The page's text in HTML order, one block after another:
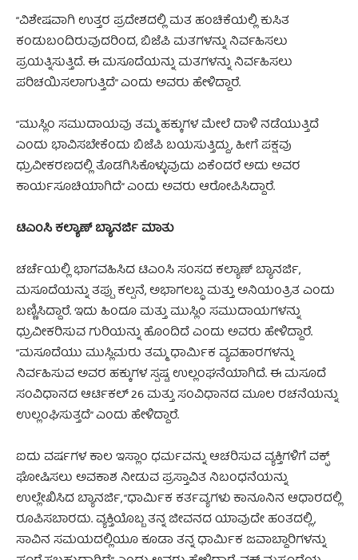
“ವಿಶೇಷವಾಗಿ ಉತ್ತರ ಪ್ರದೇಶದಲ್ಲಿ ಮತ ಹಂಚಿಕೆಯಲ್ಲಿ ಕುಸಿತ
ಕಂಡುಬಂದಿರುವುದರಿಂದ, ಬಿಜೆಪಿ ಮತಗಳನ್ನು ನಿರ್ವಹಿಸಲು
ಪ್ರಯತ್ನಿಸುತ್ತಿದೆ. ಈ ಮಸೂದೆಯನ್ನು ಮತಗಳನ್ನು ನಿರ್ವಹಿಸಲು
ಪರಿಚಯಿಸಲಾಗುತ್ತಿದೆ” ಎಂದು ಅವರು ಹೇಳಿದ್ದಾರೆ.
“ಮುಸ್ಲಿಂ ಸಮುದಾಯವು ತಮ್ಮ ಹಕ್ಕುಗಳ ಮೇಲೆ ದಾಳಿ ನಡೆಯುತ್ತಿದೆ
ಎಂದು ಭಾವಿಸಬೇಕೆಂದು ಬಿಜೆಪಿ ಬಯಸುತ್ತಿದ್ದು, ಹೀಗೆ ಪಕ್ಷವು
ಧ್ರುವೀಕರಣದಲ್ಲಿ ತೊಡಗಿಸಿಕೊಳ್ಳುವುದು ಏಕೆಂದರೆ ಅದು ಅವರ
ಕಾರ್ಯಸೂಚಿಯಾಗಿದೆ” ಎಂದು ಅವರು ಆರೋಪಿಸಿದ್ದಾರೆ.
ಟಿಎಂಸಿ ಕಲ್ಯಾಣ್ ಬ್ಯಾನರ್ಜಿ ಮಾತು
ಚರ್ಚೆಯಲ್ಲಿ ಭಾಗವಹಿಸಿದ ಟಿಎಂಸಿ ಸಂಸದ ಕಲ್ಯಾಣ್ ಬ್ಯಾನರ್ಜಿ,
ಮಸೂದೆಯನ್ನು ತಪ್ಪು ಕಲ್ಪನೆ, ಅಭಾಗಲಬ್ಧ ಮತ್ತು ಅನಿಯಂತ್ರಿತ ಎಂದು
ಬಣ್ಣಿಸಿದ್ದಾರೆ. ಇದು ಹಿಂದೂ ಮತ್ತು ಮುಸ್ಲಿಂ ಸಮುದಾಯಗಳನ್ನು
ಧ್ರುವೀಕರಿಸುವ ಗುರಿಯನ್ನು ಹೊಂದಿದೆ ಎಂದು ಅವರು ಹೇಳಿದ್ದಾರೆ.
“ಮಸೂದೆಯು ಮುಸ್ಲಿಮರು ತಮ್ಮ ಧಾರ್ಮಿಕ ವ್ಯವಹಾರಗಳನ್ನು
ನಿರ್ವಹಿಸುವ ಅವರ ಹಕ್ಕುಗಳ ಸ್ಪಷ್ಟ ಉಲ್ಲಂಘನೆಯಾಗಿದೆ. ಈ ಮಸೂದೆ
ಸಂವಿಧಾನದ ಆರ್ಟಿಕಲ್ 26 ಮತ್ತು ಸಂವಿಧಾನದ ಮೂಲ ರಚನೆಯನ್ನು
ಉಲ್ಲಂಘಿಸುತ್ತದೆ” ಎಂದು ಹೇಳಿದ್ದಾರೆ.
ಐದು ವರ್ಷಗಳ ಕಾಲ ಇಸ್ಲಾಂ ಧರ್ಮವನ್ನು ಆಚರಿಸುವ ವ್ಯಕ್ತಿಗಳಿಗೆ ವಕ್ಫ್
ಘೋಷಿಸಲು ಅವಕಾಶ ನೀಡುವ ಪ್ರಸ್ತಾವಿತ ನಿಬಂಧನೆಯನ್ನು
ಉಲ್ಲೇಖಿಸಿದ ಬ್ಯಾನರ್ಜಿ, “ಧಾರ್ಮಿಕ ಕರ್ತವ್ಯಗಳು ಕಾನೂನಿನ ಆಧಾರದಲ್ಲಿ
ರೂಪಿಸಬಾರದು. ವ್ಯಕ್ತಿಯೊಬ್ಬ ತನ್ನ ಜೀವನದ ಯಾವುದೇ ಹಂತದಲ್ಲಿ,
ಸಾವಿನ ಸಮಯದಲ್ಲಿಯೂ ಕೂಡಾ ತನ್ನ ಧಾರ್ಮಿಕ ಜವಾಬ್ದಾರಿಗಳನ್ನು